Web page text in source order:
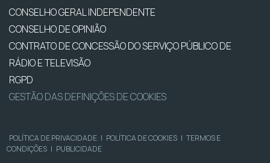
CONSELHO GERAL INDEPENDENTE
CONSELHO DE OPINIÃO
CONTRATO DE CONCESSÃO DO SERVIÇO PÚBLICO DE
RÁDIO E TELEVISÃO
RGPD
GESTÃO DAS DEFINIÇÕES DE COOKIES
POLÍTICA DE PRIVACIDADE | POLÍTICA DE COOKIES | TERMOS E
CONDIÇÕES | PUBLICIDADE